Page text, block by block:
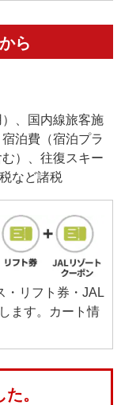
ら
、国内線旅客施
泊費（宿泊プラ
）、往復スキー
など諸税
・リフト券・JAL
ます。カート情
。